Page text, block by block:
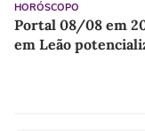
HORÓSCOPO
Portal 08/08 em
em Leão